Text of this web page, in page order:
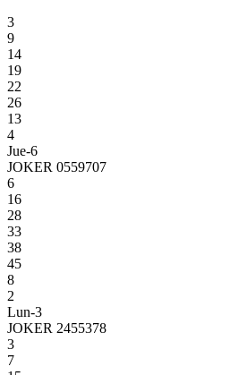
3
9
14
19
22
26
13
4
Jue-6
JOKER 0559707
6
16
28
33
38
45
8
2
Lun-3
JOKER 2455378
3
7